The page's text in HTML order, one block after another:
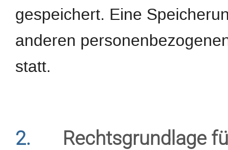
gespeichert. Eine
anderen
statt.
2. Rechtsgrundlage